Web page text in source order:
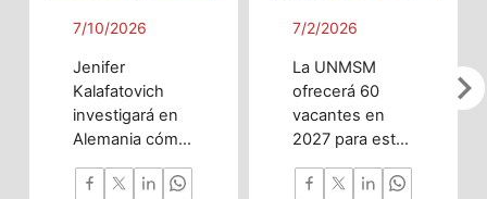
chevron_right
7/10/2026
Jenifer
Kalafatovich
investigará en
Alemania cómo
la inteligencia
artificial puede
7/2/2026
La UNMSM
ofrecerá 60
vacantes en
2027 para esta
innovadora
carrera